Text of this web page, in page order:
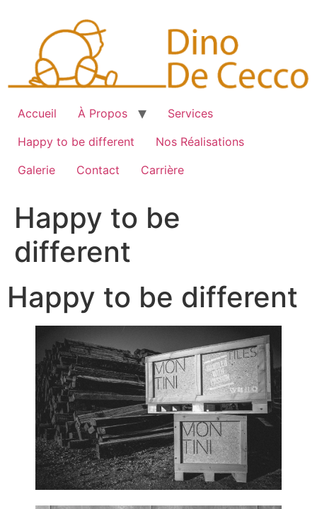
Accueil À Propos
Services
Happy to be different
Nos Réalisations
Galerie
Contact Carrière
Happy to be
different
Happy to be different